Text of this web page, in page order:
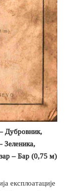
Дубровник,
Зеленика,
– Бар (0,75 м)
експлоатације